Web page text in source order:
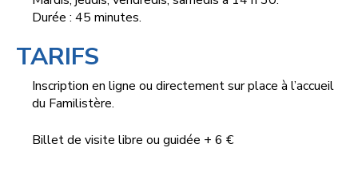
Durée : 45 minutes.
TARIFS
Inscription en ligne ou directement sur place à l’accueil
du Familistère.
Billet de visite libre ou guidée + 6 €